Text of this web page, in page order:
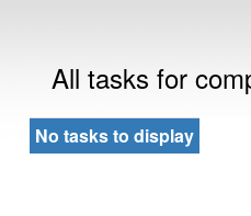
All tasks for
No tasks to display